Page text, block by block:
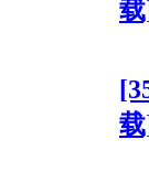
载]
载]